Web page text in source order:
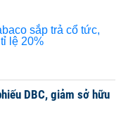
DBC, giảm sở hữu